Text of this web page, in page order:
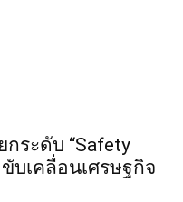
ระดับ “Safety
บเคลื่อนเศรษฐกิจ